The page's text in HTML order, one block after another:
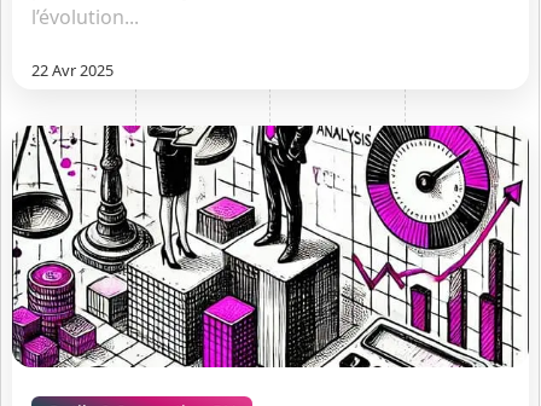
l’évolution...
22 Avr 2025